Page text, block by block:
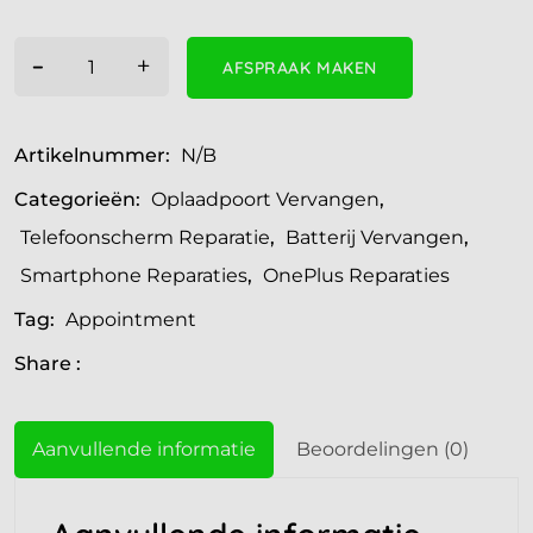
- + AFSPRAAK MAKEN
Artikelnummer: N/B
Categorieën: Oplaadpoort Vervangen,
Telefoonscherm Reparatie, Batterij Vervangen,
Smartphone Reparaties, OnePlus Reparaties
Tag: Appointment
Share :
Aanvullende informatie Beoordelingen (0)